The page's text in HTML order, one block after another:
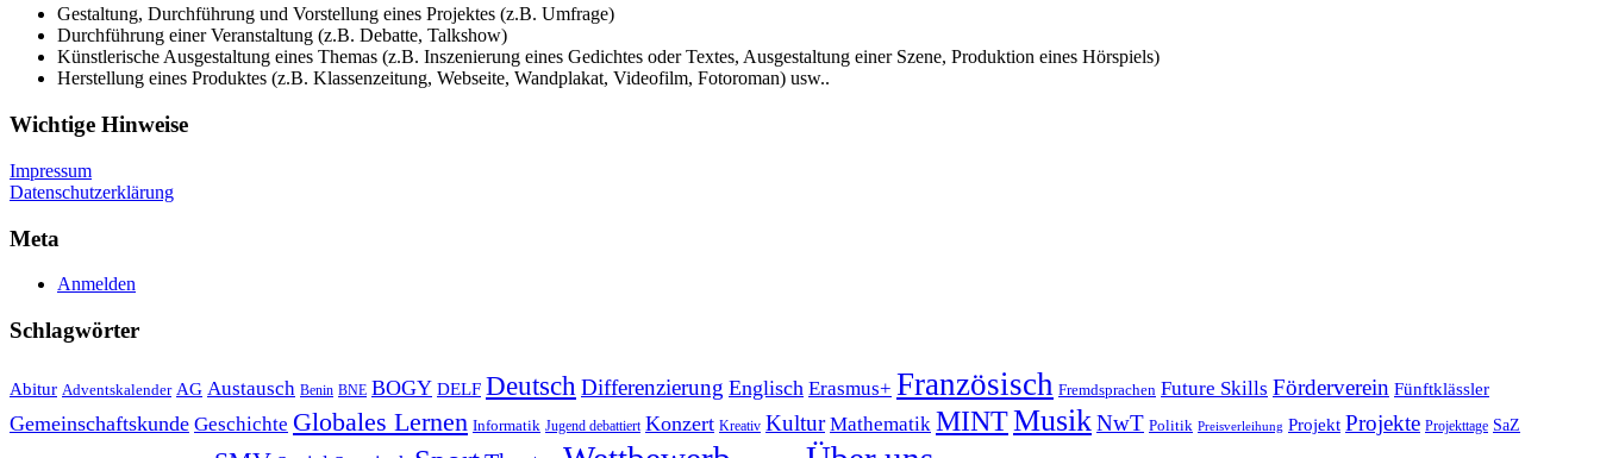
Gestaltung, Durchführung und Vorstellung eines Projektes (z.B. Umfrage)
Durchführung einer Veranstaltung (z.B. Debatte, Talkshow)
Künstlerische Ausgestaltung eines Themas (z.B. Inszenierung eines Gedichtes oder Textes, Ausgestaltung einer Szene, Produktion eines Hörspiels)
Herstellung eines Produktes (z.B. Klassenzeitung, Webseite, Wandplakat, Videofilm, Fotoroman) usw..
Wichtige Hinweise
Impressum
Datenschutzerklärung
Meta
Anmelden
Schlagwörter
Abitur Adventskalender AG Austausch Benin BNE BOGY DELF Deutsch Differenzierung Englisch Erasmus+ Französisch Fremdsprachen Future Skills Förderverein Fünftklässler
Gemeinschaftskunde Geschichte Globales Lernen Informatik Jugend debattiert Konzert Kreativ Kultur Mathematik MINTMusikNwT Politik Preisverleihung Projekt Projekte Projekttage SaZ